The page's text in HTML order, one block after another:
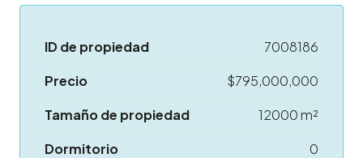
ID de propiedad
7008186
Precio
$795,000,000
Tamaño de propiedad
12000 m²
Dormitorio
0